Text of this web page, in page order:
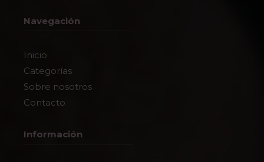
Navegación
Inicio
Categorías
Sobre nosotros
Contacto
Información